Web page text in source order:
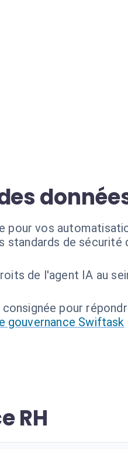
pour vos
standards de
de l'agent IA au
pour
gouvernance Swiftask
RH